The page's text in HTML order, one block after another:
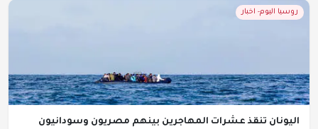
روسيا اليوم- اخبار
اليونان تنقذ عشرات المهاجرين بينهم مصريون وسودانيون